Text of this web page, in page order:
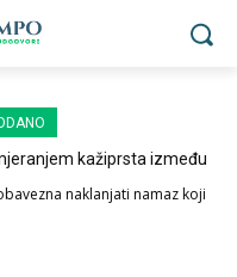
kažiprsta između
naklanjati namaz koji